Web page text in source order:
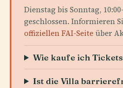
Dienstag bis Sonntag,
geschlossen. Informieren
offiziellen FAI-Seite über
Wie kaufe ich
Ist die Villa